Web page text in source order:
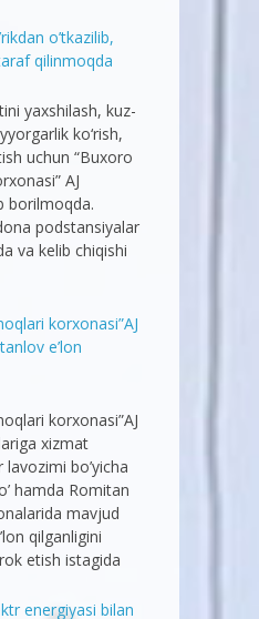
o’tkazilib,
qilinmoqda
yaxshilash, kuz-
ko‘rish,
uchun “Buxoro
AJ
borilmoqda.
podstansiyalar
va kelib chiqishi
korxonasi”AJ
e’lon
korxonasi”AJ
xizmat
bo’yicha
hamda Romitan
mavjud
qilganligini
etish istagida
energiyasi bilan